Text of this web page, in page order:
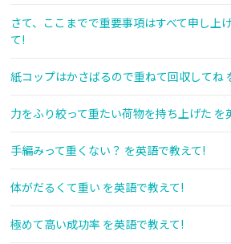
さて、ここまでで重要事項はすべて申し上
て!
紙コップはかさばるので重ねて回収してね
力をふり絞って重たい荷物を持ち上げた を
手編みって重くない？ を英語で教えて!
体がだるくて重い を英語で教えて!
極めて高い成功率 を英語で教えて!